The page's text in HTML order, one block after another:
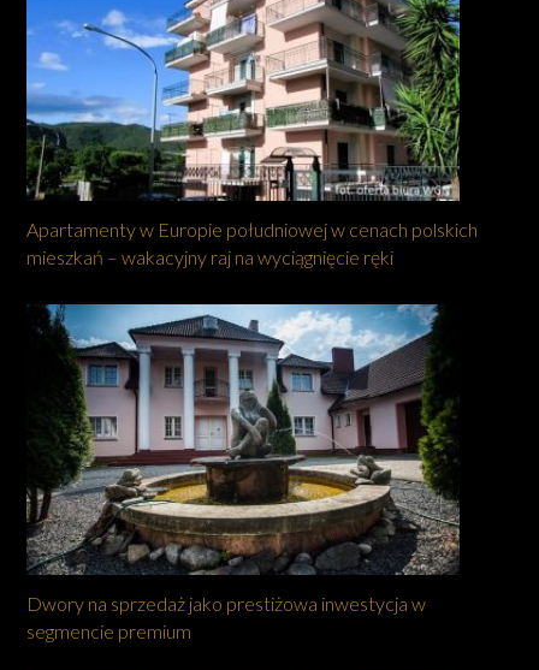
Apartamenty w Europie południowej w cenach polskich
mieszkań – wakacyjny raj na wyciągnięcie ręki
Dwory na sprzedaż jako prestiżowa inwestycja w
segmencie premium